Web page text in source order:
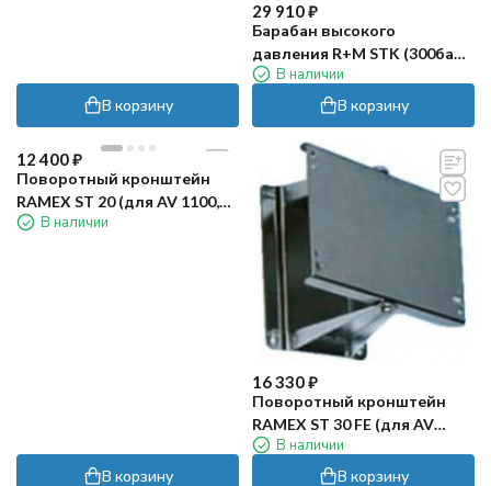
В корзину
29 910₽
Барабан высокого
давления R+M STK (300бар,
15м, окраш)
В наличии
В корзину
12 400₽
Поворотный кронштейн
RAMEX ST 20 (для AV 1100,
нерж)В наличии
В корзину
16 330₽
Поворотный кронштейн
RAMEX ST 30 FE (для AV
3000-3500)
В наличии
В корзину